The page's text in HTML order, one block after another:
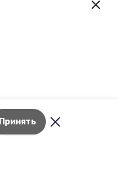
Принять